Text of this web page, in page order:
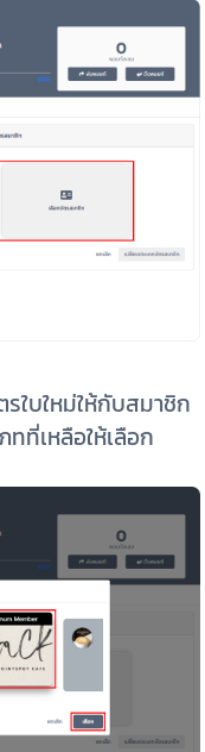
ใบใหม่ให้กับสมาชิก
ทที่เหลือให้เลือก